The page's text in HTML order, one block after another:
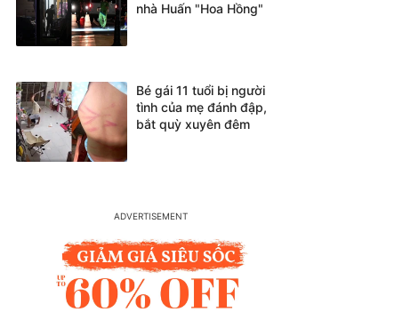
nhà Huấn "Hoa Hồng"
Bé gái 11 tuổi bị người
tình của mẹ đánh đập,
bắt quỳ xuyên đêm